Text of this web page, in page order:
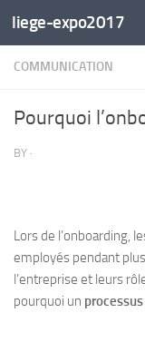
Skip to content
liege-expo2017
COMMUNICATION
Pourquoi
BY ·
Lors de l’onboarding,
employés pendant
l’entreprise et leurs
pourquoi un